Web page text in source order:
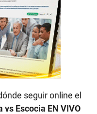
seguir online el
vs Escocia EN VIVO